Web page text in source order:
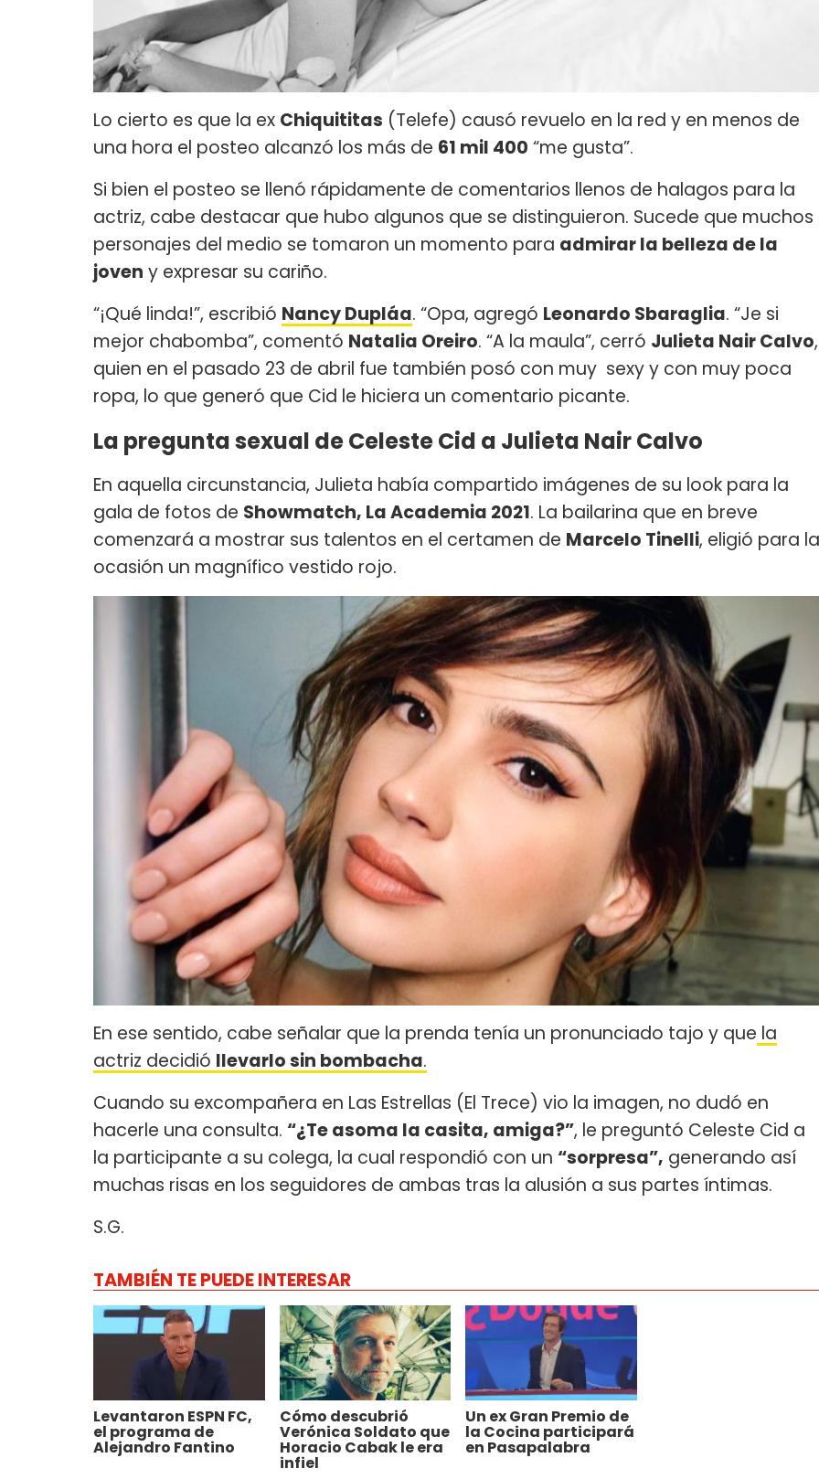
Lo cierto es que la ex Chiquititas (Telefe) causó revuelo en la red y en menos de
una hora el posteo alcanzó los más de 61 mil 400 “me gusta”.
Si bien el posteo se llenó rápidamente de comentarios llenos de halagos para la
actriz, cabe destacar que hubo algunos que se distinguieron. Sucede que muchos
personajes del medio se tomaron un momento para admirar la belleza de la
joven y expresar su cariño.
“¡Qué linda!”, escribió Nancy Dupláa. “Opa, agregó Leonardo Sbaraglia. “Je si
mejor chabomba”, comentó Natalia Oreiro. “A la maula”, cerró Julieta Nair Calvo,
quien en el pasado 23 de abril fue también posó con muy sexy y con muy poca
ropa, lo que generó que Cid le hiciera un comentario picante.
La pregunta sexual de Celeste Cid a Julieta Nair Calvo
En aquella circunstancia, Julieta había compartido imágenes de su look para la
gala de fotos de Showmatch, La Academia 2021. La bailarina que en breve
comenzará a mostrar sus talentos en el certamen de Marcelo Tinelli, eligió para la
ocasión un magnífico vestido rojo.
En ese sentido, cabe señalar que la prenda tenía un pronunciado tajo y que la
actriz decidió llevarlo sin bombacha.
Cuando su excompañera en Las Estrellas (El Trece) vio la imagen, no dudó en
hacerle una consulta. “¿Te asoma la casita, amiga?”, le preguntó Celeste Cid a
la participante a su colega, la cual respondió con un “sorpresa”, generando así
muchas risas en los seguidores de ambas tras la alusión a sus partes íntimas.
S.G.
TAMBIÉN TE PUEDE INTERESAR
Levantaron ESPN FC,
el programa de
Alejandro Fantino
Cómo descubrió
Verónica Soldato que
Horacio Cabak le era
infiel
Un ex Gran Premio de
la Cocina participará
en Pasapalabra